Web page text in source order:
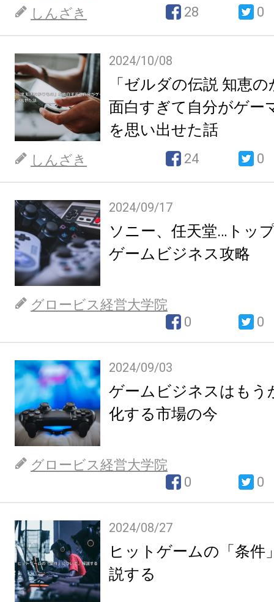
しんざき 28 0
2024/10/08
「ゼルダの伝説 知恵
面白すぎて自分がゲー
を思い出せた話
しんざき 24 0
2024/09/17
ソニー、任天堂…トッ
ゲームビジネス攻略
グロービス経営大学院
0
0
2024/09/03
ゲームビジネスはも
化する市場の今
グロービス経営大学院
0
0
2024/08/27
ヒットゲームの「条件
説する